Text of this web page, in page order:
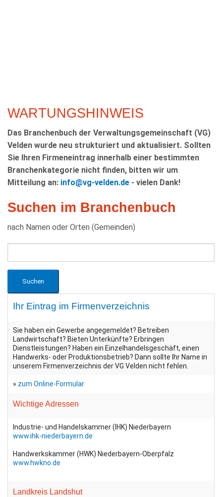
WARTUNGSHINWEIS
Das Branchenbuch der Verwaltungsgemeinschaft (VG)
Velden wurde neu strukturiert und aktualisiert. Sollten
Sie Ihren Firmeneintrag innerhalb einer bestimmten
Branchenkategorie nicht finden, bitten wir um
Mitteilung an: info@vg-velden.de - vielen Dank!
Suchen im Branchenbuch
nach Namen oder Orten (Gemeinden)
Ihr Eintrag im Firmenverzeichnis
Sie haben ein Gewerbe angegemeldet? Betreiben
Landwirtschaft? Bieten Unterkünfte? Erbringen
Dienstleistungen? Haben ein Einzelhandelsgeschäft, einen
Handwerks- oder Produktionsbetrieb? Dann sollte Ihr Name in
unserem Firmenverzeichnis der VG Velden nicht fehlen.
» zum Online-Formular
Wichtige Adressen
Industrie- und Handelskammer (IHK) Niederbayern
www.ihk-niederbayern.de
Handwerkskammer (HWK) Niederbayern-Oberpfalz
www.hwkno.de
Landkreis Landshut